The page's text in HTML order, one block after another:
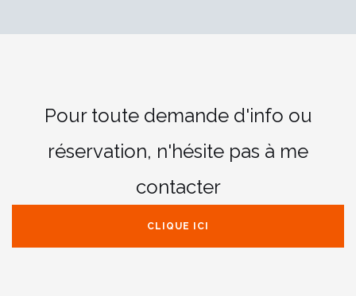
Pour toute demande d'info ou
réservation, n'hésite pas à me
contacter
CLIQUE ICI